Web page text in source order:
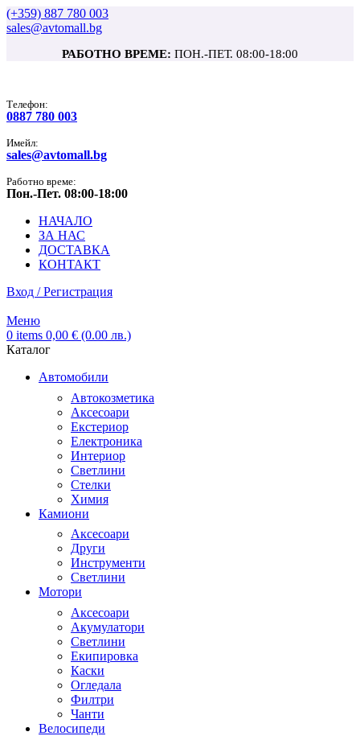
(+359) 887 780 003
sales@avtomall.bg
РАБОТНО ВРЕМЕ: ПОН.-ПЕТ. 08:00-18:00
Tелефон:
0887 780 003
Имейл:
sales@avtomall.bg
Работно време:
Пон.-Пет. 08:00-18:00
НАЧАЛО
ЗА НАС
ДОСТАВКА
КОНТАКТ
Вход / Регистрация
Меню
0 items 0,00 € (0.00 лв.)
Каталог
Автомобили
Автокозметика
Аксесоари
Екстериор
Електроника
Интериор
Светлини
Стелки
Химия
Камиони
Аксесоари
Други
Инструменти
Светлини
Мотори
Аксесоари
Акумулатори
Светлини
Екипировка
Каски
Огледала
Филтри
Чанти
Велосипеди